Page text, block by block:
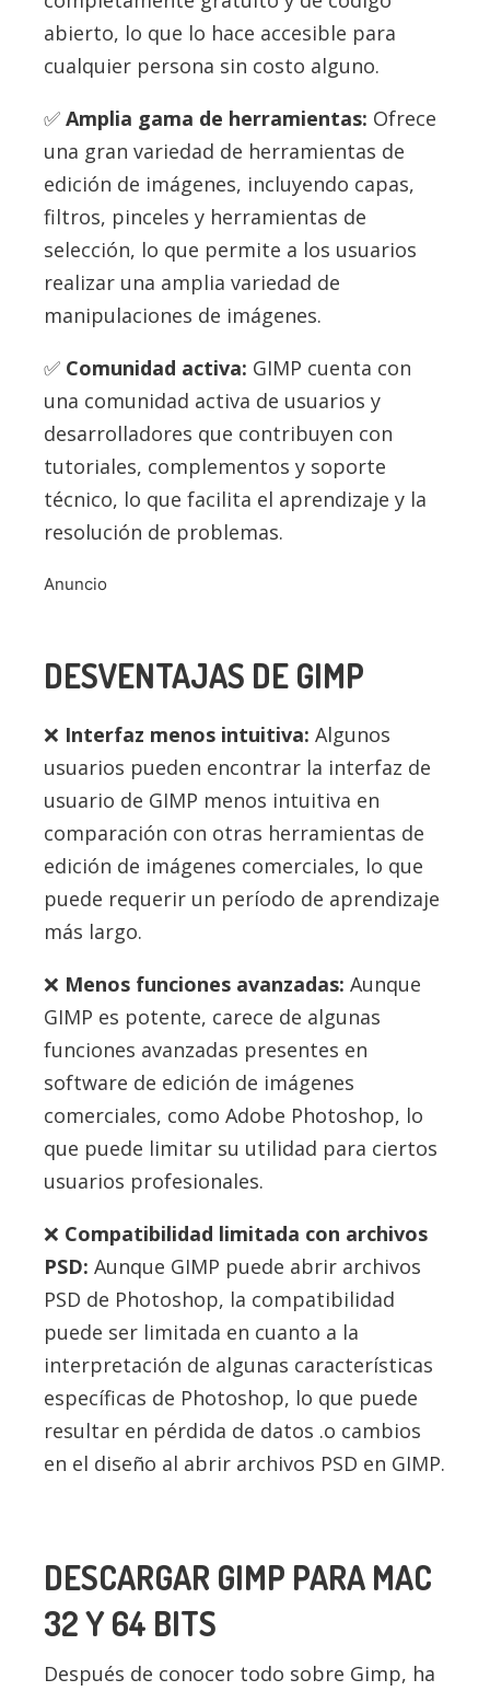
abierto, lo que lo hace accesible para
cualquier persona sin costo alguno.
Amplia gama de herramientas: Ofrece
una gran variedad de herramientas de
edición de imágenes, incluyendo capas,
filtros, pinceles y herramientas de
selección, lo que permite a los usuarios
realizar una amplia variedad de
manipulaciones de imágenes.
Comunidad activa: GIMP cuenta con
una comunidad activa de usuarios y
desarrolladores que contribuyen con
tutoriales, complementos y soporte
técnico, lo que facilita el aprendizaje y la
resolución de problemas.
Anuncio
DESVENTAJAS DE GIMP
Interfaz menos intuitiva: Algunos
usuarios pueden encontrar la interfaz de
usuario de GIMP menos intuitiva en
comparación con otras herramientas de
edición de imágenes comerciales, lo que
puede requerir un período de aprendizaje
más largo.
Menos funciones avanzadas: Aunque
GIMP es potente, carece de algunas
funciones avanzadas presentes en
software de edición de imágenes
comerciales, como Adobe Photoshop, lo
que puede limitar su utilidad para ciertos
usuarios profesionales.
Compatibilidad limitada con archivos
PSD: Aunque GIMP puede abrir archivos
PSD de Photoshop, la compatibilidad
puede ser limitada en cuanto a la
interpretación de algunas características
específicas de Photoshop, lo que puede
resultar en pérdida de datos .o cambios
en el diseño al abrir archivos PSD en GIMP.
DESCARGAR GIMP PARA MAC
32 Y 64 BITS
Después de conocer todo sobre Gimp, ha